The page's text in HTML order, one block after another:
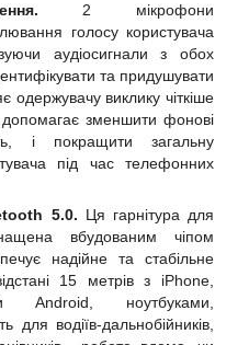
2 мікрофони
голосу користувача
аудіосигнали з обох
та придушувати
виклику чіткіше
зменшити фонові
і покращити загальну
під час телефонних
5.0. Ця гарнітура для
вбудованим чіпом
надійне та стабільне
15 метрів з iPhone,
Android, ноутбуками,
водіїв-дальнобійників,